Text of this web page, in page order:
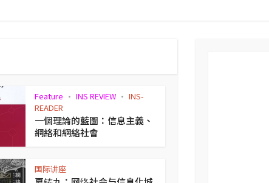
Feature • INS REVIEW • INS-
READER
一個理論的藍圖：信息主義、
網絡和網絡社會
国际讲座